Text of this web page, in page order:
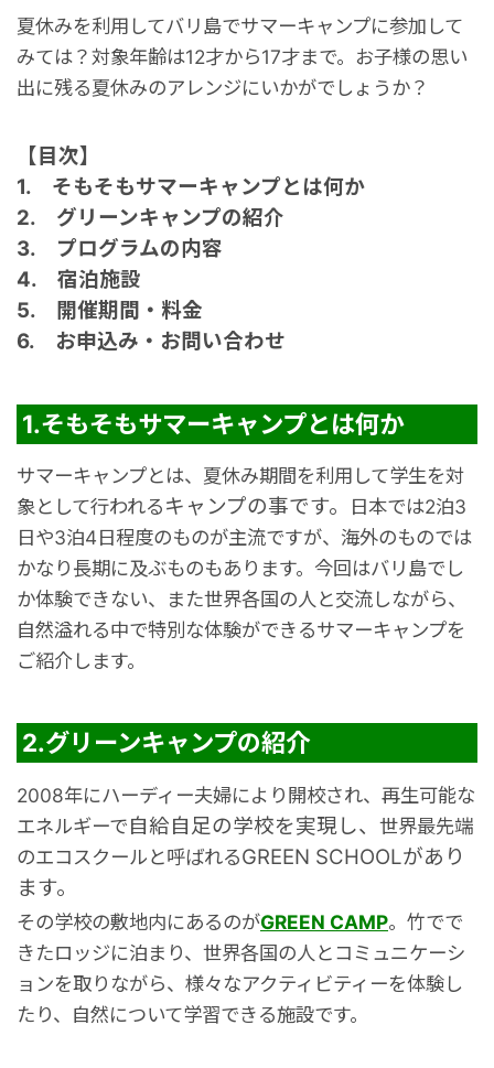
夏休みを利用してバリ島でサマーキャンプに参加して
みては？対象年齢は12才から17才まで。 お子様の思い
出に残る夏休みのアレンジにいかがでしょうか？
【目次】
1. そもそもサマーキャンプとは何か
2. グリーンキャンプの紹介
3. プログラムの内容
4. 宿泊施設
5. 開催期間・料金
6. お申込み・お問い合わせ
1.そもそもサマーキャンプとは何か
サマーキャンプとは、夏休み期間を利用して学生を対
象として行われるキャンプの事です。
日本では2泊3
日や3泊4日程度のものが主流ですが、 海外のものでは
かなり長期に及ぶものもあります。 今回はバリ島でし
か体験できない、
また世界各国の人と交流しながら、
自然溢れる中で特別な体験ができるサマーキャンプを
ご紹介します。
2.グリーンキャンプの紹介
2008年にハーディー夫婦により開校され、 再生可能な
エネルギーで自給自足の学校を実現し、 世界最先端
のエコスクールと呼ばれるGREEN SCHOOLがあり
ます。
その学校の敷地内にあるのがGREEN CAMP。 竹でで
きたロッジに泊まり、世界各国の人とコミュニケーシ
ョンを取りながら、 様々なアクティビティーを体験し
たり、 自然について学習できる施設です。
ライン体験
ターンシップ
遺産
ャーター
ボジア